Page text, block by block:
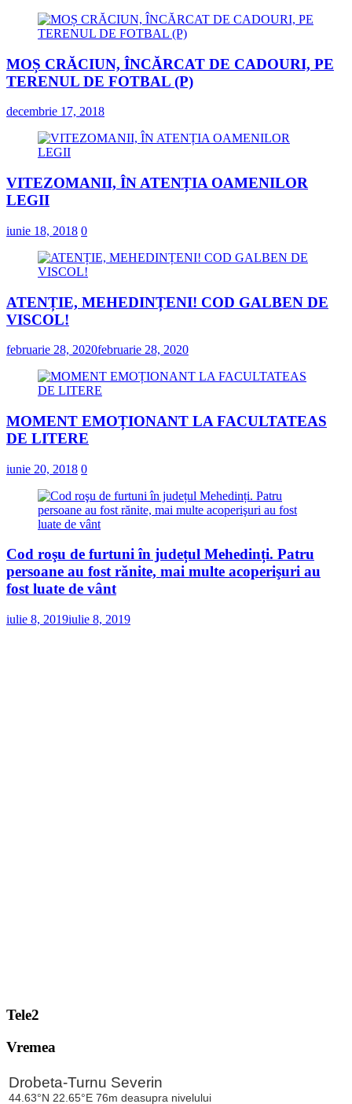
MOȘ CRĂCIUN, ÎNCĂRCAT DE CADOURI, PE
TERENUL DE FOTBAL (P)
decembrie 17, 2018
VITEZOMANII, ÎN ATENȚIA OAMENILOR
LEGII
iunie 18, 2018 0
ATENȚIE, MEHEDINȚENI! COD GALBEN DE
VISCOL!
februarie 28, 2020februarie 28, 2020
MOMENT EMOȚIONANT LA FACULTATEAS
DE LITERE
iunie 20, 2018 0
Cod roşu de furtuni în județul Mehedinți. Patru
persoane au fost rănite, mai multe acoperişuri au
fost luate de vânt
iulie 8, 2019iulie 8, 2019
Tele2
Vremea